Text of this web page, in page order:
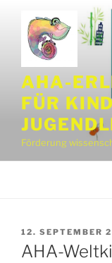
springen
AHA-
FÜR
Förderung
AM
12. SEPTEMBER
AHA-